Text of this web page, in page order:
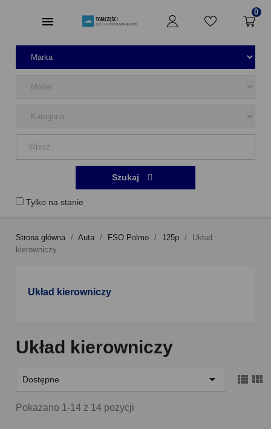
0
Tylko na stanie
Szukaj
Strona główna Auta FSO Polmo 125p
Układ
kierowniczy
Układ kierowniczy
Układ kierowniczy
Dostępne   
Pokazano 1-14 z 14 pozycji